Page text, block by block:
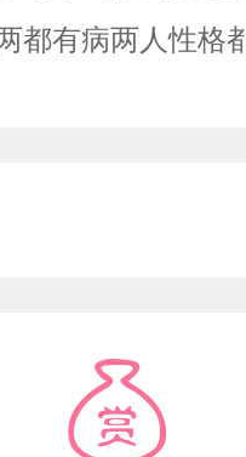
都有病两人性格